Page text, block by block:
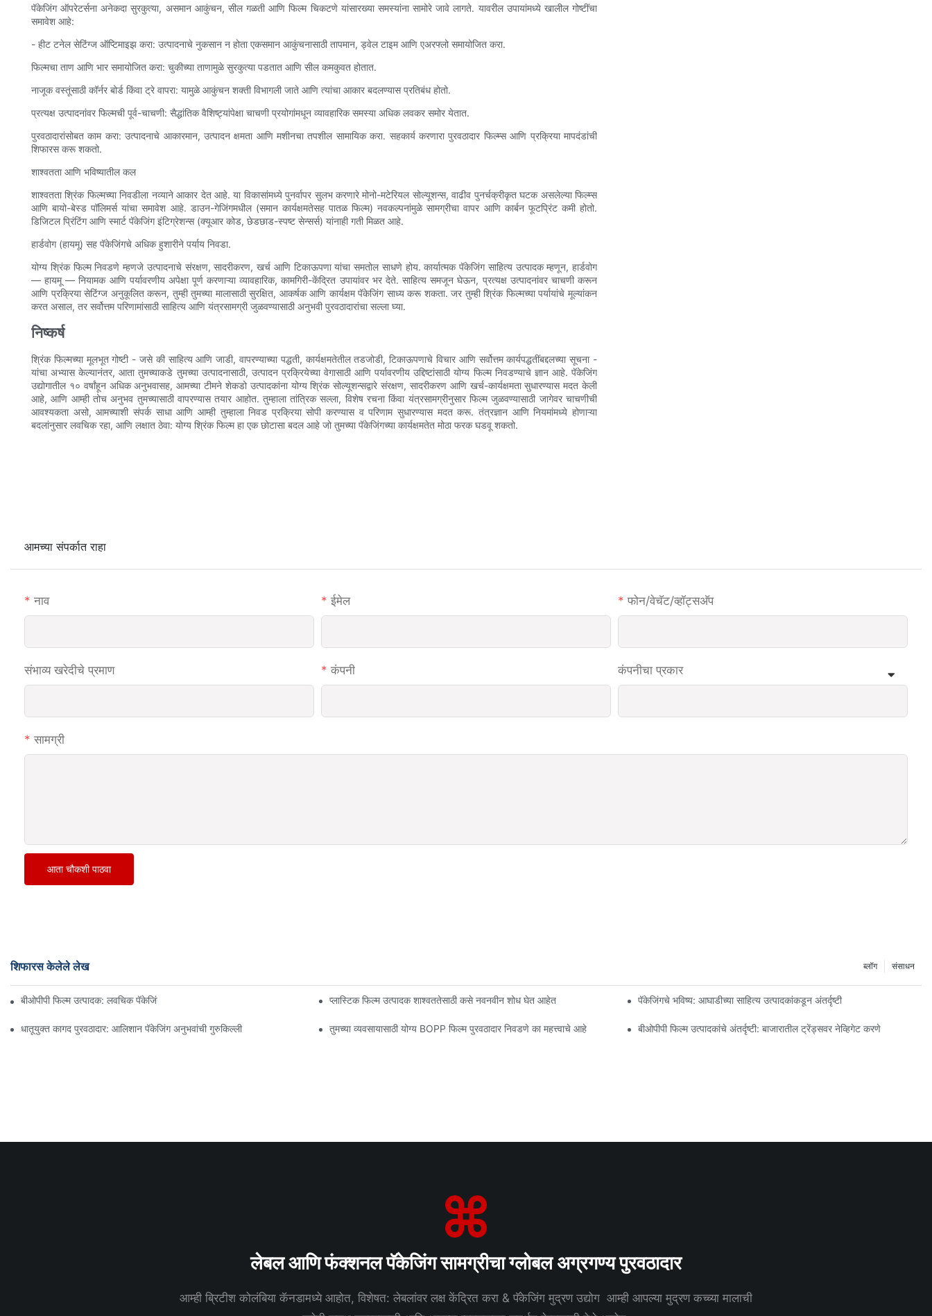
पॅकेजिंग ऑपरेटर्सना अनेकदा सुरकुत्या, असमान आकुंचन, सील गळती आणि फिल्म चिकटणे यांसारख्या समस्यांना सामोरे जावे लागते. यावरील उपायांमध्ये खालील गोष्टींचा
समावेश आहे:
- हीट टनेल सेटिंग्ज ऑप्टिमाइझ करा: उत्पादनाचे नुकसान न होता एकसमान आकुंचनासाठी तापमान, ड्वेल टाइम आणि एअरफ्लो समायोजित करा.
फिल्मचा ताण आणि भार समायोजित करा: चुकीच्या ताणामुळे सुरकुत्या पडतात आणि सील कमकुवत होतात.
नाजूक वस्तूंसाठी कॉर्नर बोर्ड किंवा ट्रे वापरा: यामुळे आकुंचन शक्ती विभागली जाते आणि त्यांचा आकार बदलण्यास प्रतिबंध होतो.
प्रत्यक्ष उत्पादनांवर फिल्मची पूर्व-चाचणी: सैद्धांतिक वैशिष्ट्यांपेक्षा चाचणी प्रयोगांमधून व्यावहारिक समस्या अधिक लवकर समोर येतात.
पुरवठादारांसोबत काम करा: उत्पादनाचे आकारमान, उत्पादन क्षमता आणि मशीनचा तपशील सामायिक करा. सहकार्य करणारा पुरवठादार फिल्म्स आणि प्रक्रिया मापदंडांची
शिफारस करू शकतो.
शाश्वतता आणि भविष्यातील कल
शाश्वतता श्रिंक फिल्मच्या निवडीला नव्याने आकार देत आहे. या विकासांमध्ये पुनर्वापर सुलभ करणारे मोनो-मटेरियल सोल्यूशन्स, वाढीव पुनर्चक्रीकृत घटक असलेल्या फिल्म्स
आणि बायो-बेस्ड पॉलिमर्स यांचा समावेश आहे. डाउन-गेजिंगमधील (समान कार्यक्षमतेसह पातळ फिल्म) नवकल्पनांमुळे सामग्रीचा वापर आणि कार्बन फूटप्रिंट कमी होतो.
डिजिटल प्रिंटिंग आणि स्मार्ट पॅकेजिंग इंटिग्रेशन्स (क्यूआर कोड, छेडछाड-स्पष्ट सेन्सर्स) यांनाही गती मिळत आहे.
हार्डवोग (हायमू) सह पॅकेजिंगचे अधिक हुशारीने पर्याय निवडा.
योग्य श्रिंक फिल्म निवडणे म्हणजे उत्पादनाचे संरक्षण, सादरीकरण, खर्च आणि टिकाऊपणा यांचा समतोल साधणे होय. कार्यात्मक पॅकेजिंग साहित्य उत्पादक म्हणून, हार्डवोग
— हायमू — नियामक आणि पर्यावरणीय अपेक्षा पूर्ण करणाऱ्या व्यावहारिक, कामगिरी-केंद्रित उपायांवर भर देते. साहित्य समजून घेऊन, प्रत्यक्ष उत्पादनांवर चाचणी करून
आणि प्रक्रिया सेटिंग्ज अनुकूलित करून, तुम्ही तुमच्या मालासाठी सुरक्षित, आकर्षक आणि कार्यक्षम पॅकेजिंग साध्य करू शकता. जर तुम्ही श्रिंक फिल्मच्या पर्यायांचे मूल्यांकन
करत असाल, तर सर्वोत्तम परिणामांसाठी साहित्य आणि यंत्रसामग्री जुळवण्यासाठी अनुभवी पुरवठादारांचा सल्ला घ्या.
निष्कर्ष
श्रिंक फिल्मच्या मूलभूत गोष्टी - जसे की साहित्य आणि जाडी, वापरण्याच्या पद्धती, कार्यक्षमतेतील तडजोडी, टिकाऊपणाचे विचार आणि सर्वोत्तम कार्यपद्धतींबद्दलच्या सूचना -
यांचा अभ्यास केल्यानंतर, आता तुमच्याकडे तुमच्या उत्पादनासाठी, उत्पादन प्रक्रियेच्या वेगासाठी आणि पर्यावरणीय उद्दिष्टांसाठी योग्य फिल्म निवडण्याचे ज्ञान आहे. पॅकेजिंग
उद्योगातील १० वर्षांहून अधिक अनुभवासह, आमच्या टीमने शेकडो उत्पादकांना योग्य श्रिंक सोल्यूशन्सद्वारे संरक्षण, सादरीकरण आणि खर्च-कार्यक्षमता सुधारण्यास मदत केली
आहे, आणि आम्ही तोच अनुभव तुमच्यासाठी वापरण्यास तयार आहोत. तुम्हाला तांत्रिक सल्ला, विशेष रचना किंवा यंत्रसामग्रीनुसार फिल्म जुळवण्यासाठी जागेवर चाचणीची
आवश्यकता असो, आमच्याशी संपर्क साधा आणि आम्ही तुम्हाला निवड प्रक्रिया सोपी करण्यास व परिणाम सुधारण्यास मदत करू. तंत्रज्ञान आणि नियमांमध्ये होणाऱ्या
बदलांनुसार लवचिक रहा, आणि लक्षात ठेवा: योग्य श्रिंक फिल्म हा एक छोटासा बदल आहे जो तुमच्या पॅकेजिंगच्या कार्यक्षमतेत मोठा फरक घडवू शकतो.
आमच्या संपर्कात राहा
नाव ईमेल फोन/वेचॅट/व्हॉट्सअ‍ॅप
संभाव्य खरेदीचे प्रमाण कंपनी कंपनीचा प्रकार
सामग्री
आता चौकशी पाठवा
शिफारस केलेले लेख संसाधन
ब्लॉग
बीओपीपी फिल्म उत्पादक: लवचिक पॅकेजिंगचा कणा प्लास्टिक फिल्म उत्पादक शाश्वततेसाठी कसे नवनवीन शोध घेत आहेत पॅकेजिंगचे भविष्य: आघाडीच्या साहित्य उत्पादकांकडून अंतर्दृष्टी
धातूयुक्त कागद पुरवठादार: आलिशान पॅकेजिंग अनुभवांची गुरुकिल्ली तुमच्या व्यवसायासाठी योग्य BOPP फिल्म पुरवठादार निवडणे का महत्त्वाचे आहे बीओपीपी फिल्म उत्पादकांचे अंतर्दृष्टी: बाजारातील ट्रेंड्सवर नेव्हिगेट करणे
लेबल आणि फंक्शनल पॅकेजिंग सामग्रीचा ग्लोबल अग्रगण्य पुरवठादार
आम्ही ब्रिटीश कोलंबिया कॅनडामध्ये आहोत, विशेषत: लेबलांवर लक्ष केंद्रित करा & पॅकेजिंग मुद्रण उद्योग आम्ही आपल्या मुद्रण कच्च्या मालाची